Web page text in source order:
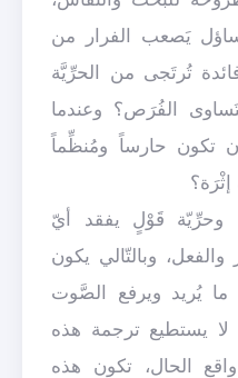
يَصعب الفرار من
تُرتَجى من الحرِّيَّة
الفُرَص؟ وعندما
تكون حارساً ومُنظِّماً
وحرِّيّة قَوْلٍ يفقد أيّ
والفعل، وبالتّالي يكون
يُريد ويرفع الصَّوت
لا يستطيع ترجمة هذه
الحال، تكون هذه